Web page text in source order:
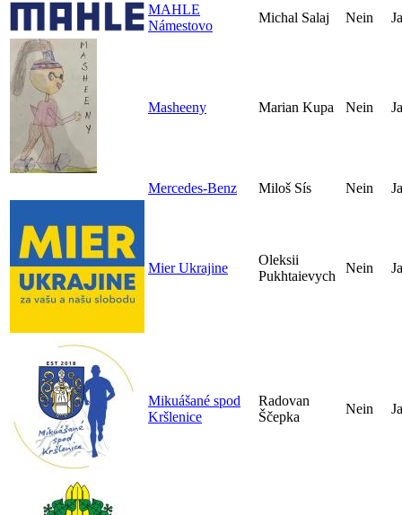
MAHLE
Námestovo
Michal Salaj Nein Ja
Masheeny Marian Kupa Nein Ja
Mercedes-Benz Miloš Sís Nein Ja
Mier Ukrajine
Oleksii
Pukhtaievych
Nein Ja
Mikuášané spod
Kršlenice
Radovan
Ščepka
Nein Ja